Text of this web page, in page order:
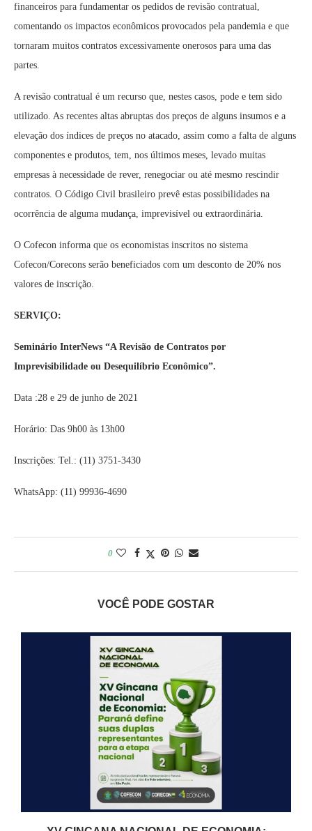
financeiros para fundamentar os pedidos de revisão contratual,
comentando os impactos econômicos provocados pela pandemia e que
tornaram muitos contratos excessivamente onerosos para uma das
partes.
A revisão contratual é um recurso que, nestes casos, pode e tem sido
utilizado. As recentes altas abruptas dos preços de alguns insumos e a
elevação dos índices de preços no atacado, assim como a falta de alguns
componentes e produtos, tem, nos últimos meses, levado muitas
empresas à necessidade de rever, renegociar ou até mesmo rescindir
contratos. O Código Civil brasileiro prevê estas possibilidades na
ocorrência de alguma mudança, imprevisível ou extraordinária.
O Cofecon informa que os economistas inscritos no sistema
Cofecon/Corecons serão beneficiados com um desconto de 20% nos
valores de inscrição.
SERVIÇO:
Seminário InterNews “A Revisão de Contratos por
Imprevisibilidade ou Desequilíbrio Econômico”.
Data :28 e 29 de junho de 2021
Horário: Das 9h00 às 13h00
Inscrições: Tel.: (11) 3751-3430
WhatsApp: (11) 99936-4690
0
VOCÊ PODE GOSTAR